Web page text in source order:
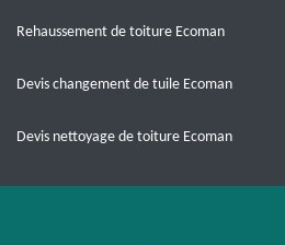
Rehaussement de toiture Ecoman
Devis changement de tuile Ecoman
Devis nettoyage de toiture Ecoman